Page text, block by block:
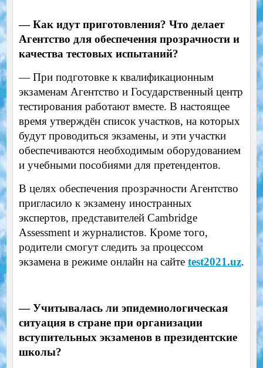
— Как идут приготовления? Что делает
Агентство для обеспечения прозрачности и
качества тестовых испытаний?
— При подготовке к квалификационным
экзаменам Агентство и Государственный центр
тестирования работают вместе. В настоящее
время утверждён список участков, на которых
будут проводиться экзамены, и эти участки
обеспечиваются необходимым оборудованием
и учебными пособиями для претендентов.
В целях обеспечения прозрачности Агентство
пригласило к экзамену иностранных
экспертов, представителей Cambridge
Assessment и журналистов. Кроме того,
родители смогут следить за процессом
экзамена в режиме онлайн на сайте test2021.uz.
— Учитывалась ли эпидемиологическая
ситуация в стране при организации
вступительных экзаменов в президентские
школы?